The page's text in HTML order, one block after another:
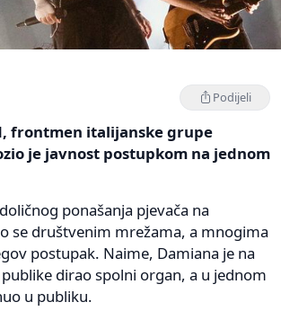
Podijeli
frontmen italijanske grupe
je javnost postupkom na jednom
ponašanja pjevača na
se društvenim mrežama, a mnogima
postupak. Naime, Damiana je na
dirao spolni organ, a u jednom
u publiku.